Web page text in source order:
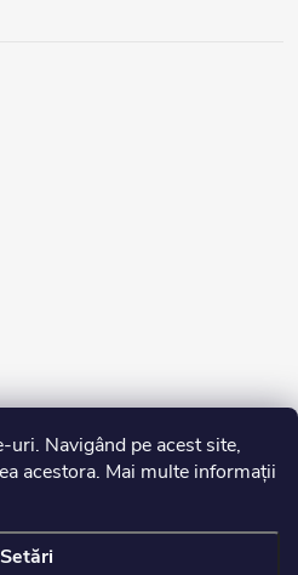
Navigând pe acest site,
acestora. Mai multe informații
Setări